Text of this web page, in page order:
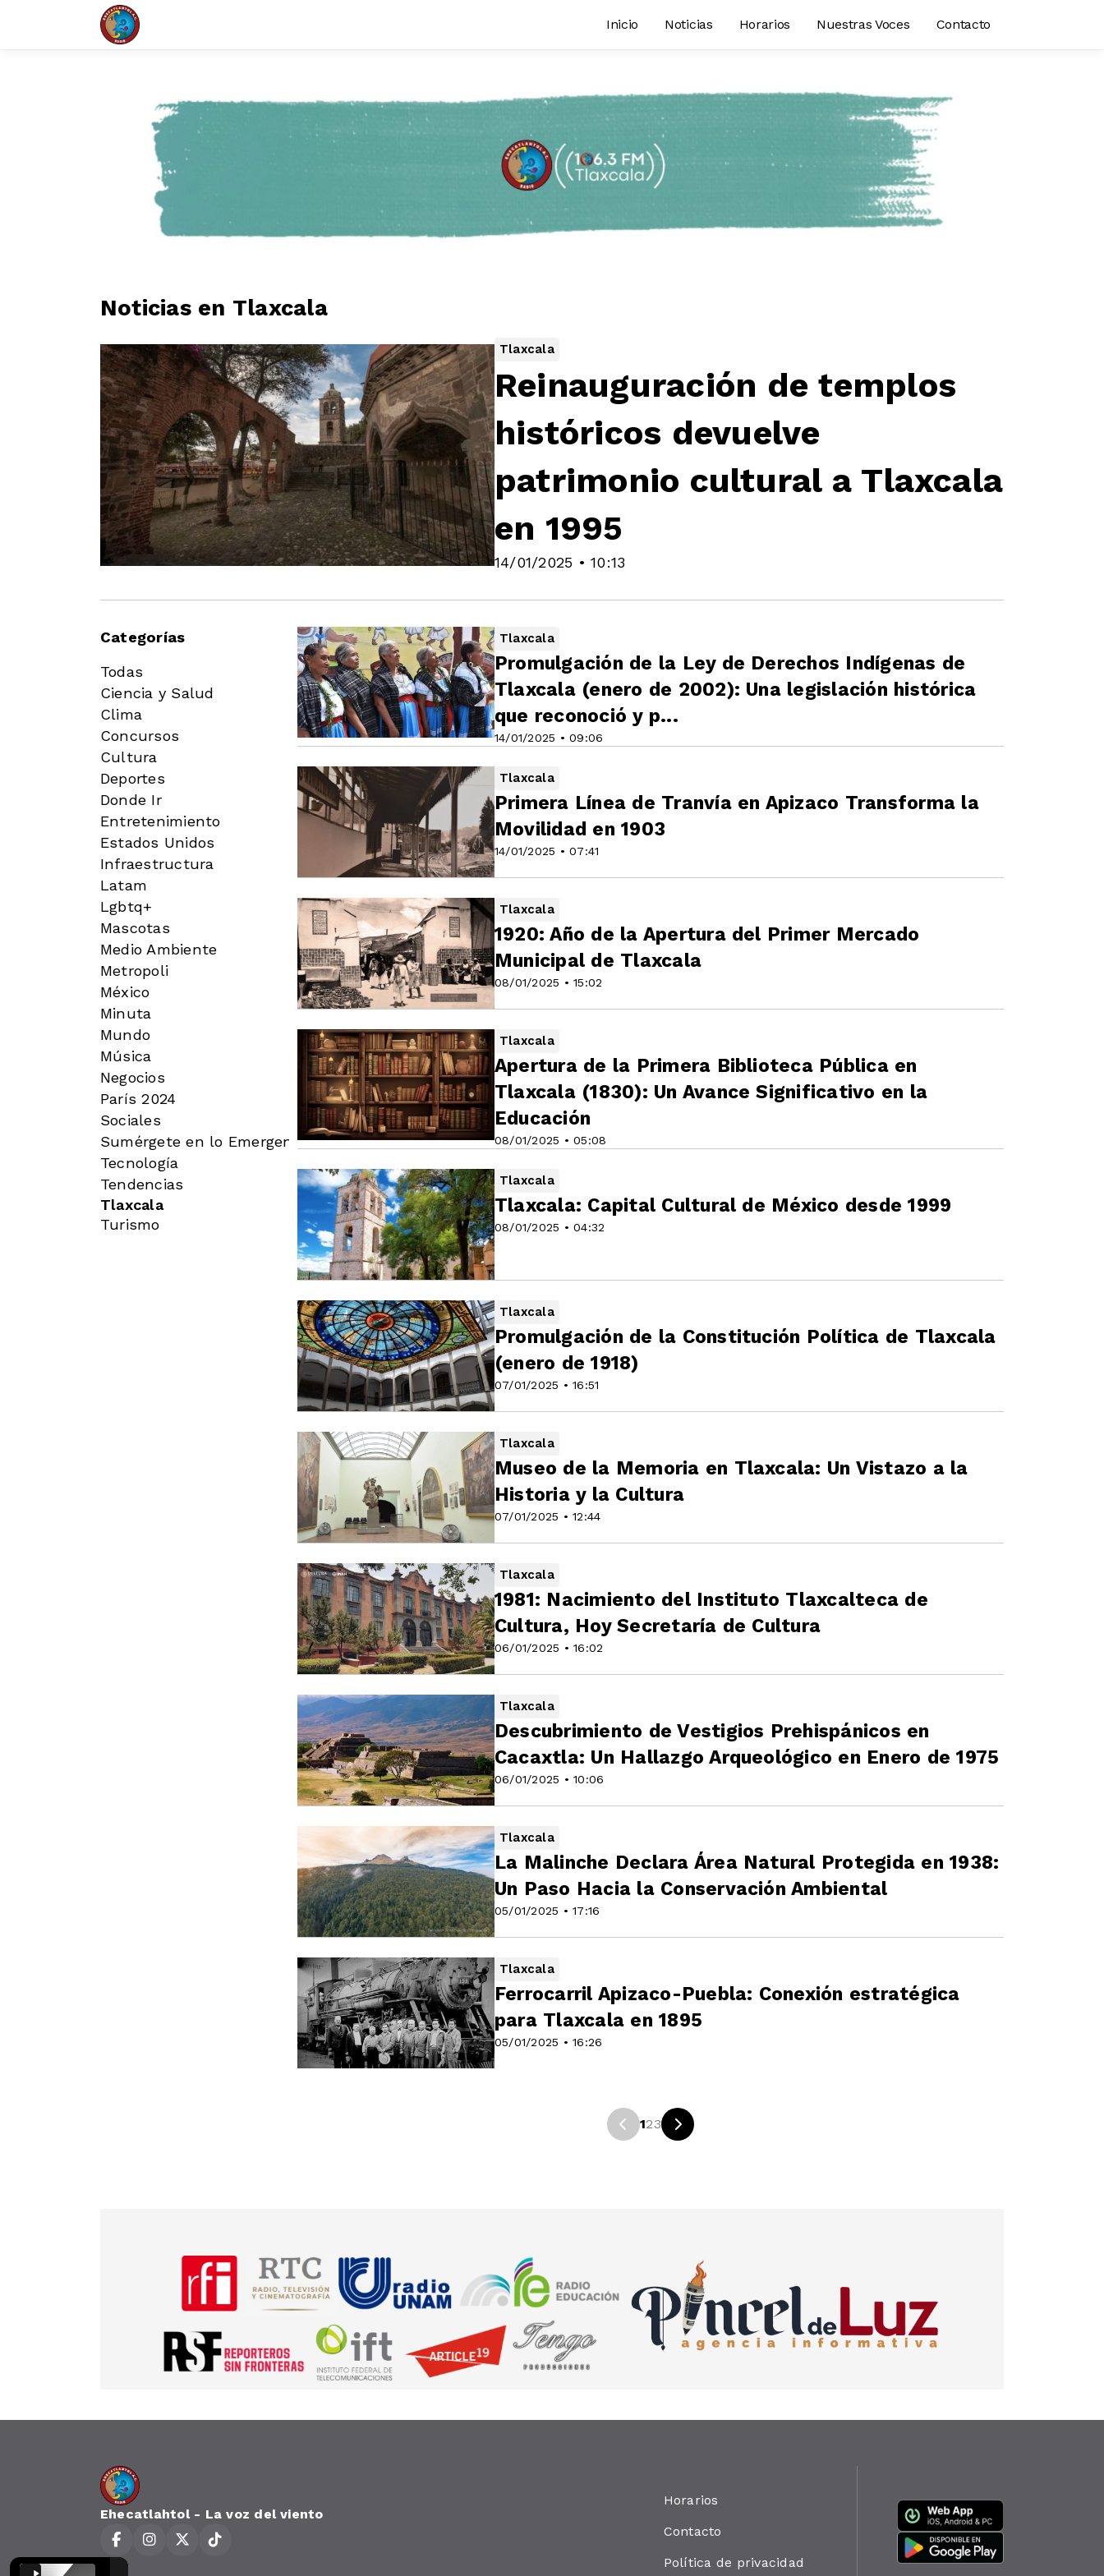
Inicio Noticias Horarios Nuestras Voces Contacto
Noticias en Tlaxcala
Tlaxcala
14/01/2025 • 10:13
Reinauguración de templos
históricos devuelve
patrimonio cultural a Tlaxcala
en 1995
Categorías
Todas
Ciencia y Salud
Clima
Concursos
Cultura
Deportes
Donde Ir
Entretenimiento
Estados Unidos
Infraestructura
Latam
Lgbtq+
Mascotas
Medio Ambiente
Metropoli
México
Minuta
Mundo
Música
Negocios
París 2024
Sociales
Sumérgete en lo Emergente
Tecnología
Tendencias
Tlaxcala
Turismo
Tlaxcala
14/01/2025 • 09:06
Promulgación de la Ley de Derechos Indígenas de
Tlaxcala (enero de 2002): Una legislación histórica
que reconoció y p...
Tlaxcala
14/01/2025 • 07:41
Primera Línea de Tranvía en Apizaco Transforma la
Movilidad en 1903
Tlaxcala
08/01/2025 • 15:02
1920: Año de la Apertura del Primer Mercado
Municipal de Tlaxcala
Tlaxcala
08/01/2025 • 05:08
Apertura de la Primera Biblioteca Pública en
Tlaxcala (1830): Un Avance Significativo en la
Educación
Tlaxcala
08/01/2025 • 04:32
Tlaxcala: Capital Cultural de México desde 1999
Tlaxcala
07/01/2025 • 16:51
Promulgación de la Constitución Política de Tlaxcala
(enero de 1918)
Tlaxcala
07/01/2025 • 12:44
Museo de la Memoria en Tlaxcala: Un Vistazo a la
Historia y la Cultura
Tlaxcala
06/01/2025 • 16:02
1981: Nacimiento del Instituto Tlaxcalteca de
Cultura, Hoy Secretaría de Cultura
Tlaxcala
06/01/2025 • 10:06
Descubrimiento de Vestigios Prehispánicos en
Cacaxtla: Un Hallazgo Arqueológico en Enero de 1975
Tlaxcala
05/01/2025 • 17:16
La Malinche Declara Área Natural Protegida en 1938:
Un Paso Hacia la Conservación Ambiental
Tlaxcala
05/01/2025 • 16:26
Ferrocarril Apizaco-Puebla: Conexión estratégica
para Tlaxcala en 1895
123
Ehecatlahtol - La voz del viento
Horarios
Contacto
Política de privacidad